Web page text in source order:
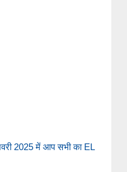
2025 में आप सभी का EL